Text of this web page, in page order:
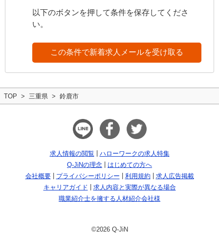
以下のボタンを押して条件を保存してくださ
い。
この条件で新着求人メールを受け取る
TOP 三重県 鈴鹿市
求人情報の閲覧
ハローワークの求人特集
Q-JiNの理念
はじめての方へ
会社概要
プライバシーポリシー 利用規約
求人広告掲載
キャリアガイド
求人内容と実際が異なる場合
職業紹介士を擁する人材紹介会社様
©2026 Q-JiN